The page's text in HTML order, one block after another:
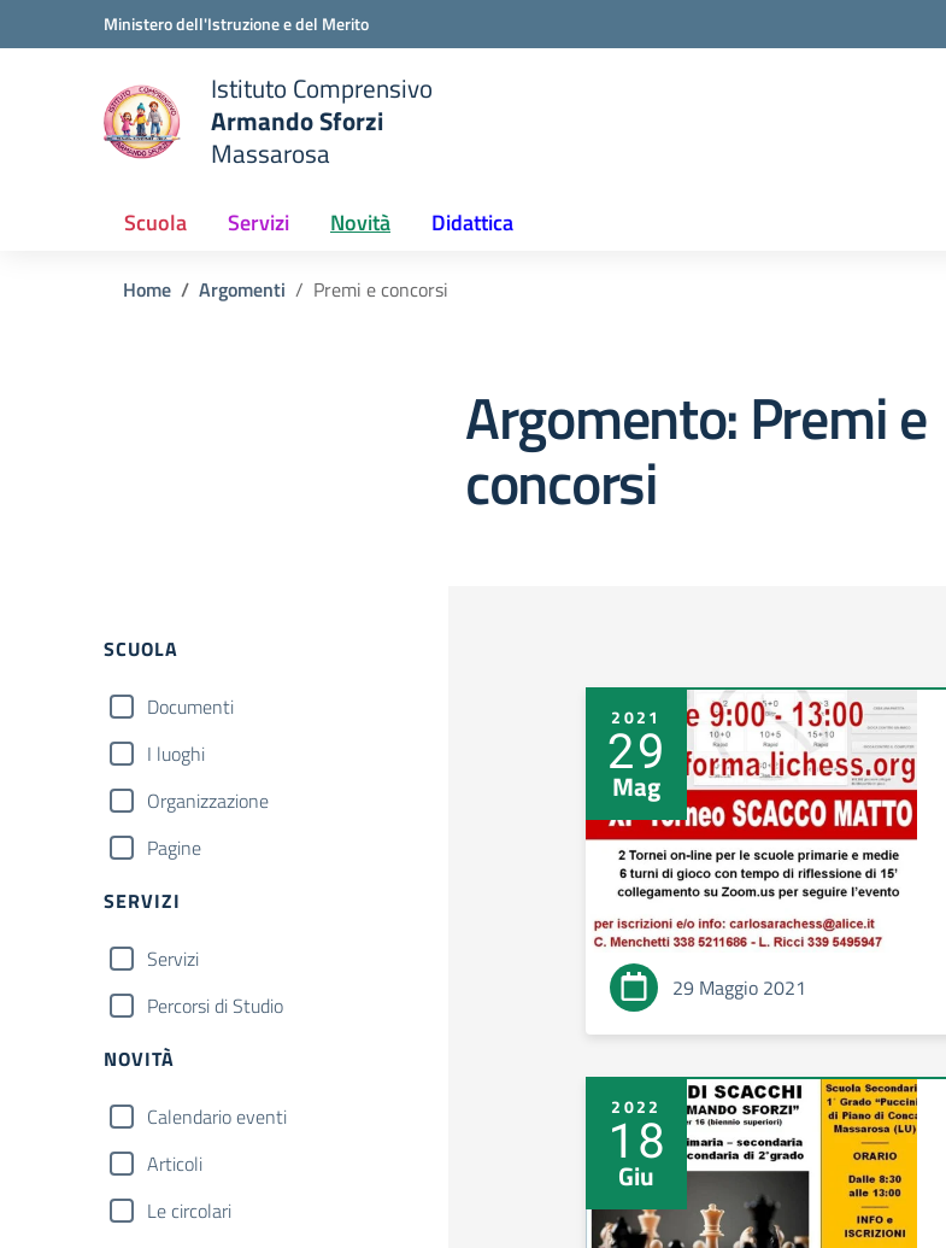
Vai ai contenuti
Vai al menu di navigazioneMinistero dell'Istruzione e del Merito
scuola
Istituto Comprensivo
Armando Sforzi
Massarosa
Scuola Servizi Novità Didattica
Home Argomenti Premi e concorsi
Argomento: Premi e
concorsi
Filtri
SCUOLA
Documenti
I luoghi
Organizzazione
Pagine
SERVIZI
Servizi
Percorsi di Studio
NOVITÀ
Calendario eventi
Articoli
Le circolari
2021
29
Mag
29 Maggio 2021
2022
18
Giu